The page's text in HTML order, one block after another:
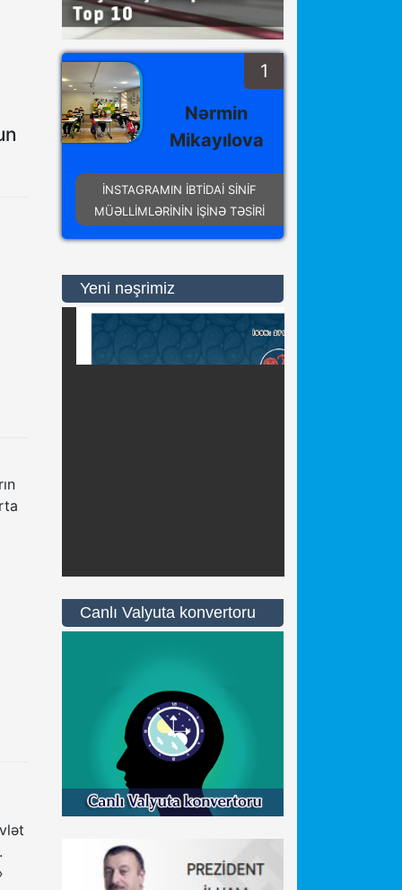
1
Nərmin
Mikayılova
İNSTAGRAMIN İBTİDAİ SİNİF
MÜƏLLİMLƏRİNİN İŞİNƏ TƏSİRİ
Yeni nəşrimiz
Canlı Valyuta konvertoru